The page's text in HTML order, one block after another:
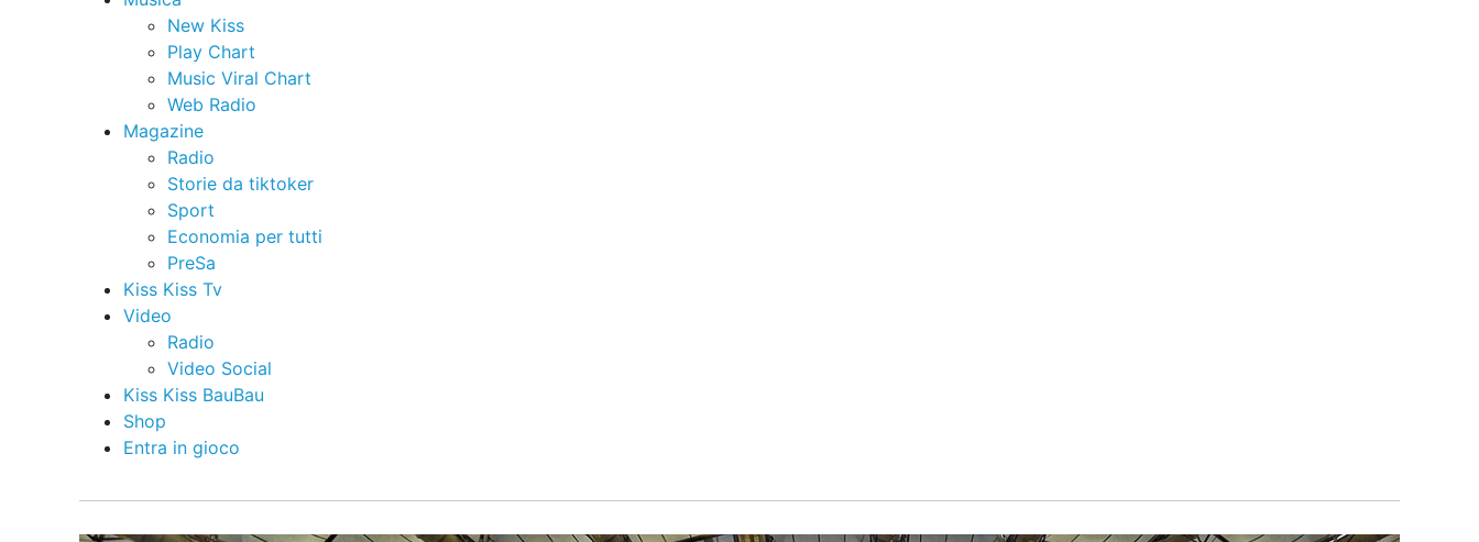
New Kiss
Play Chart
Music Viral Chart
Web Radio
Magazine
Radio
Storie da tiktoker
Sport
Economia per tutti
PreSa
Kiss Kiss Tv
Video
Radio
Video Social
Kiss Kiss BauBau
Shop
Entra in gioco